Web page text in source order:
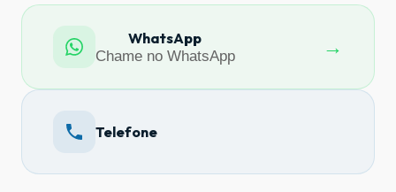
WhatsApp
Chame no WhatsApp
→
Telefone